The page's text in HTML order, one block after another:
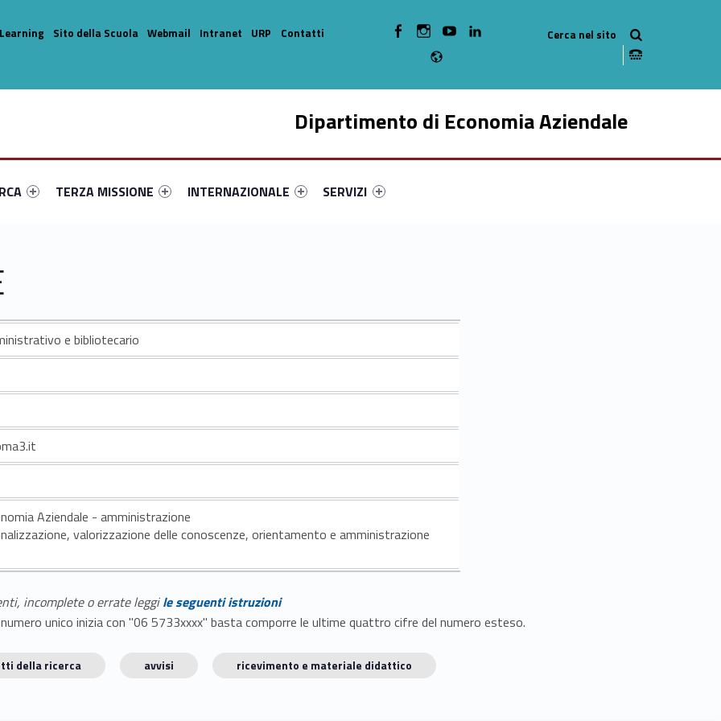
Dipartimento di Economia Aziendale
primary-46879-14
#link-menu-primary-61206-33
Link identifier #link-menu-primary-93031-44
TERZA MISSIONE
Link identifier #link-menu-primary-27692-49
INTERNAZIONALE
Link identifier #link-menu-primary-58425-59
SERVIZI
Sito della Scuola Webmail Intranet URP
Contatti
WebMan on Facebook
WebMan on Instagram
WebMan on Youtube
e bibliotecario
Aziendale - amministrazione
valorizzazione delle conoscenze, orientamento e amministrazione
incomplete o errate leggile seguenti istruzioni
unico inizia con "06 5733xxxx" basta comporre le ultime quattro cifre del numero esteso.
della ricerca avvisi ricevimento e materiale didattico